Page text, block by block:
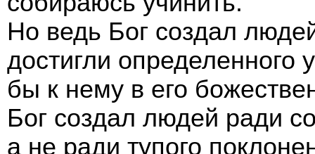
Но ведь Бог создал
достигли
бы к нему в его
Бог создал людей ради
а не ради тупого